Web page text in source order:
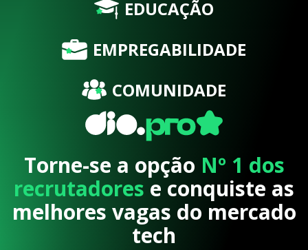
EDUCAÇÃO
EMPREGABILIDADE
COMUNIDADE
Torne-se a opção Nº 1 dos
recrutadores e conquiste as
melhores vagas do mercado
tech